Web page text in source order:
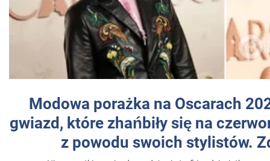
Modowa porażka na Oscarach
gwiazd, które zhańbiły się na
z powodu swoich stylistów.